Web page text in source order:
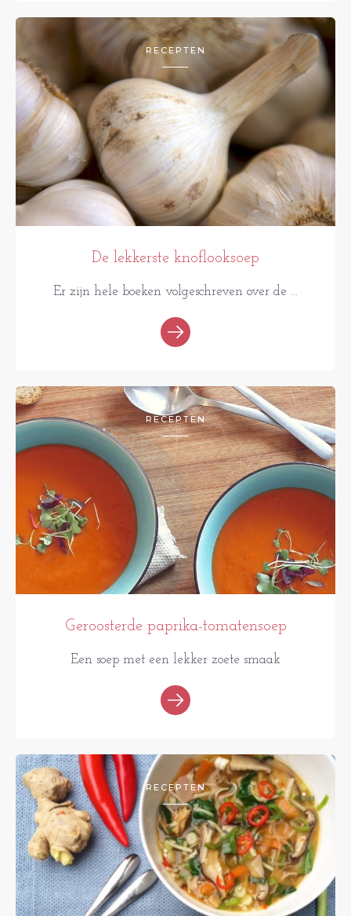
RECEPTEN
De lekkerste knoflooksoep
Er zijn hele boeken volgeschreven over de ...
RECEPTEN
Geroosterde paprika-tomatensoep
Een soep met een lekker zoete smaak
RECEPTEN